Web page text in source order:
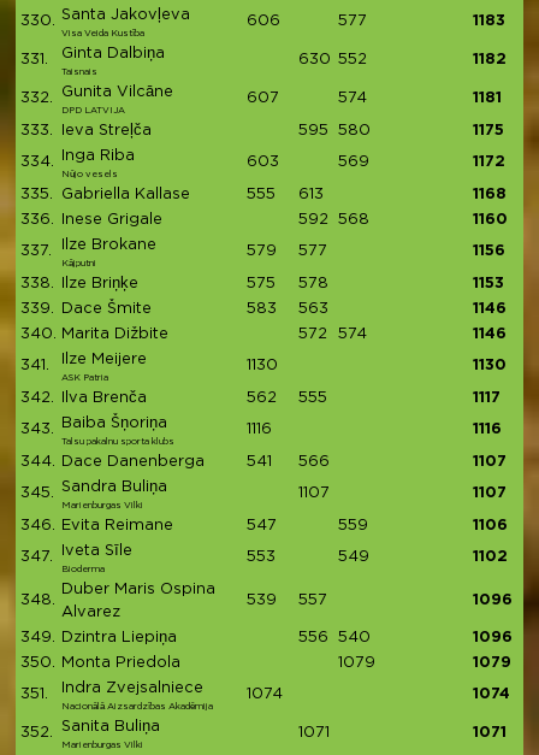
330. Santa Jakovļeva
Visa Veida Kustība
606 577 1183
331. Ginta Dalbiņa
Taisnais
630 552 1182
332. Gunita Vilcāne
DPD LATVIJA
607 574 1181
333. Ieva Streļča 595 580 1175
334. Inga Riba
Nūjo vesels
603 569 1172
335. Gabriella Kallase 555 613
1168
336.
Inese Grigale 592 568 1160
337. Ilze Brokane
Kājputni
579 577 1156
338. Ilze Briņķe 575 578
1153
339.
Dace Šmite 583 563
1146
340.
Marita Dižbite 572 574 1146
341. Ilze Meijere
ASK Patria
1130 1130
342. Ilva Brenča 562 555 1117
343. Baiba Šņoriņa
Talsu pakalnu sporta klubs
1116 1116
344. Dace Danenberga 541 566 1107
345. Sandra Buliņa
Marienburgas Vilki
1107 1107
346. Evita Reimane 547 559 1106
347. Iveta Sīle
Bioderma
553 549 1102
348.
Duber Maris Ospina
Alvarez
539 557 1096
349. Dzintra Liepiņa 556 540
1096
350.
Monta Priedola 1079 1079
351. Indra Zvejsalniece
Nacionālā Aizsardzības Akadēmija
1074 1074
352. Sanita Buliņa
Marienburgas Vilki
1071 1071